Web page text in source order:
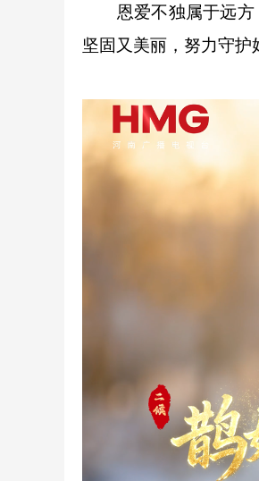
恩爱不独属于远方，
坚固又美丽，努力守护